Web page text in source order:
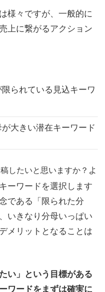
様々ですが、一般的に
上に繋がるアクション
られている見込キーワ
大きい潜在キーワード
したいと思いますか？ よ
ーワードを選択します
である「限られた分
いきなり分母いっぱい
メリットとなることは
い」という目標がある
ワードをまずは確実に